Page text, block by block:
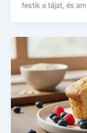
festik a tájat, és